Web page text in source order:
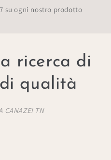
su ogni nostro prodotto
ricerca di
qualità
CANAZEI TN